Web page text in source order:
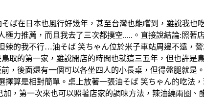
そば在日本也風行好幾年，甚至台灣也能嚐到，雖說我也
力推薦，而且我去了三次都撲空.....。直接說結論:照著
的我不行…油そば 笑ちゃん位於米子車站周邊不遠，
取的第一家，雖說開店的時間也就這三五年，但也許是
，後面還有一個可以各坐四人的小長桌，但得盤腿就是
算是相對簡單。桌上放著一張油そば 笑ちゃん的吃法
，第一次來也可以照著店家的調味方法，辣油繞兩圈、